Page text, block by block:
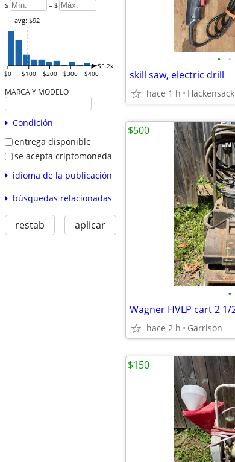
$ – $
$0 $100 $200 $300 $400
$5.2k
avg: $92
MARCA Y MODELO
Condición
entrega disponible
se acepta criptomoneda
idioma de la publicación
búsquedas relacionadas
restab aplicar
• •
skill saw, electric drill
hace 1 h Hackensack
•
hace 2 h Garrison
$500
$150